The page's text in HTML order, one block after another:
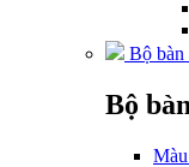
Bộ bàn
Bộ